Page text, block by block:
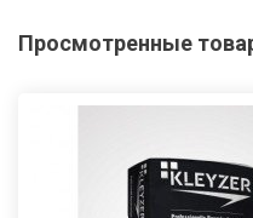
Просмотренные